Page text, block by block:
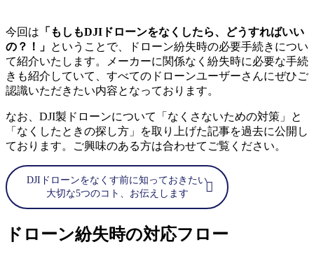
今回は 「もしもDJIドローンをなくしたら、どうすればいい
の？！」 ということで、ドローン紛失時の必要手続きについ
て紹介いたします。メーカーに関係なく紛失時に必要な手続
きも紹介していて、すべてのドローンユーザーさんにぜひご
認識いただきたい内容となっております。
なお、DJI製ドローンについて「なくさないための対策」と
「なくしたときの探し方」を取り上げた記事を過去に公開し
ております。ご興味のある方は合わせてご覧ください。
DJIドローンをなくす前に知っておきたい
大切な5つのコト、お伝えします
ドローン紛失時の対応フロー